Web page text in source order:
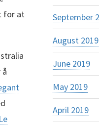
for at
Le
September
August 2019
June 2019
May 2019
April 2019